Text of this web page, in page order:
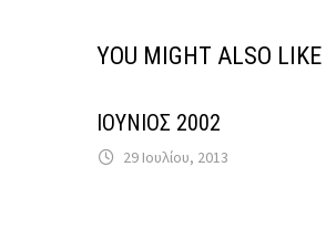
YOU MIGHT ALSO LIKE
ΙΟΥΝΙΟΣ 2002
29 Ιουλίου, 2013